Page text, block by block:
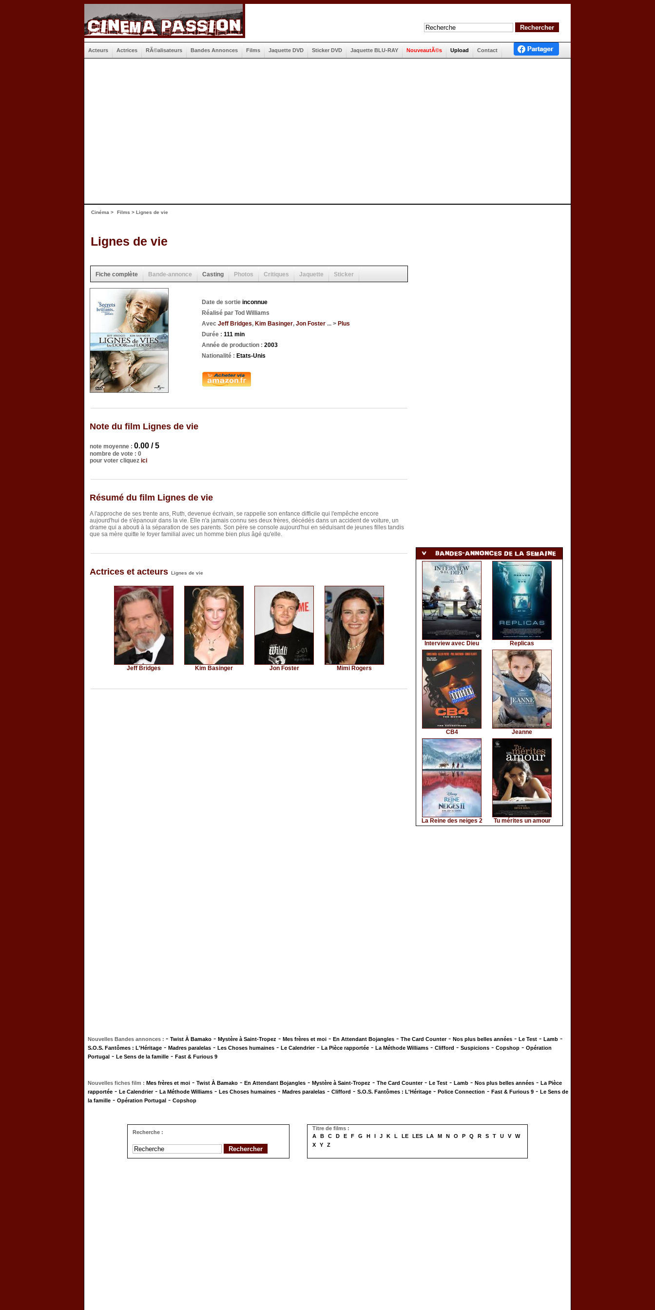
Acteurs Actrices RÃ©alisateurs Bandes Annonces Films Jaquette DVD Sticker DVD Jaquette BLU-RAY NouveautÃ©s Upload Contact
Cinéma > Films > Lignes de vie
Lignes de vie
Fiche complète Bande-annonce Casting Photos Critiques Jaquette Sticker
Date de sortie inconnue
Réalisé par Tod Williams
Avec Jeff Bridges, Kim Basinger, Jon Foster ... > Plus
Durée : 111 min
Année de production : 2003
Nationalité : Etats-Unis
Note du film Lignes de vie
note moyenne : 0.00 / 5
nombre de vote : 0
pour voter cliquez ici
Résumé du film Lignes de vie
A l'approche de ses trente ans, Ruth, devenue écrivain, se rappelle son enfance difficile qui l'empêche encore
aujourd'hui de s'épanouir dans la vie. Elle n'a jamais connu ses deux frères, décédés dans un accident de voiture, un
drame qui a abouti à la séparation de ses parents. Son père se console aujourd'hui en séduisant de jeunes filles tandis
que sa mère quitte le foyer familial avec un homme bien plus âgé qu'elle.
Actrices et acteurs Lignes de vie
Jeff Bridges Kim Basinger Jon Foster Mimi Rogers
Interview avec Dieu Replicas
CB4 Jeanne
La Reine des neiges 2 Tu mérites un amour
Nouvelles Bandes annonces : - Twist À Bamako - Mystère à Saint-Tropez - Mes frères et moi - En Attendant Bojangles - The Card Counter- Nos plus belles années - Le Test - Lamb -
S.O.S. Fantômes : L'Héritage - Madres paralelas - Les Choses humaines - Le Calendrier- La Pièce rapportée - La Méthode Williams - Clifford - Suspicions - Copshop - Opération
Portugal - Le Sens de la famille - Fast & Furious 9
Nouvelles fiches film : Mes frères et moi - Twist À Bamako - En Attendant Bojangles - Mystère à Saint-Tropez - The Card Counter- Le Test - Lamb - Nos plus belles années - La Pièce
rapportée - Le Calendrier- La Méthode Williams - Les Choses humaines - Madres paralelas - Clifford - S.O.S. Fantômes : L'Héritage - Police Connection - Fast & Furious 9 - Le Sens de
la famille - Opération Portugal - Copshop
Recherche :
Titre de films :
A
B C D E F G H I J K L LE LES LA M N O P Q R S T U V
W
X
Y Z